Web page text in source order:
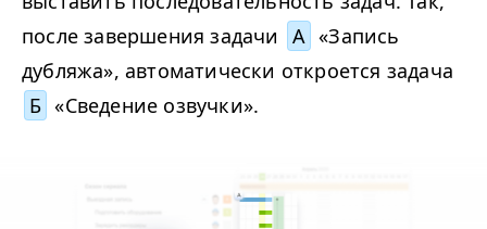
после завершения задачи
А «Запись
дубляжа», автоматически откроется задача
Б «Сведение озвучки».